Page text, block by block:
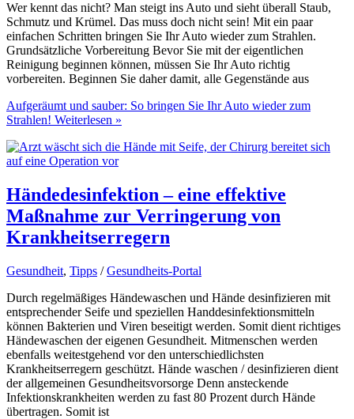
Wer kennt das nicht? Man steigt ins Auto und sieht überall Staub,
Schmutz und Krümel. Das muss doch nicht sein! Mit ein paar
einfachen Schritten bringen Sie Ihr Auto wieder zum Strahlen.
Grundsätzliche Vorbereitung Bevor Sie mit der eigentlichen
Reinigung beginnen können, müssen Sie Ihr Auto richtig
vorbereiten. Beginnen Sie daher damit, alle Gegenstände aus
Aufgeräumt und sauber: So bringen Sie Ihr Auto wieder zum
Strahlen! Weiterlesen »
Händedesinfektion – eine effektive
Maßnahme zur Verringerung von
Krankheitserregern
Gesundheit, Tipps /Gesundheits-Portal
Durch regelmäßiges Händewaschen und Hände desinfizieren mit
entsprechender Seife und speziellen Handdesinfektionsmitteln
können Bakterien und Viren beseitigt werden. Somit dient richtiges
Händewaschen der eigenen Gesundheit. Mitmenschen werden
ebenfalls weitestgehend vor den unterschiedlichsten
Krankheitserregern geschützt. Hände waschen / desinfizieren dient
der allgemeinen Gesundheitsvorsorge Denn ansteckende
Infektionskrankheiten werden zu fast 80 Prozent durch Hände
übertragen. Somit ist